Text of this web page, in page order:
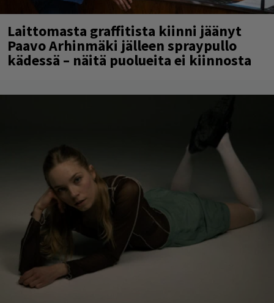
Laittomasta graffitista kiinni jäänyt
Paavo Arhinmäki jälleen spraypullo
kädessä – näitä puolueita ei kiinnosta